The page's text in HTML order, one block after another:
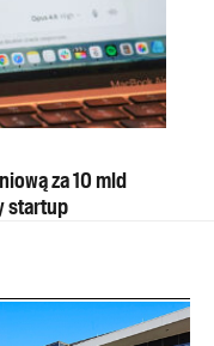
za 10 mld
startup